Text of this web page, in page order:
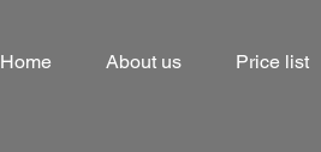
Home About us Price list